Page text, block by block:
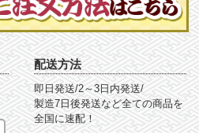
配送方法
即日発送/2～3日内発送/
製造7日後発送など全ての商品を
全国に速配！